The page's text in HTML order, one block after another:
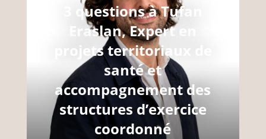
3 questions à Tufan
Eraslan, Expert en
projets territoriaux de
santé et
accompagnement des
structures d’exercice
coordonné